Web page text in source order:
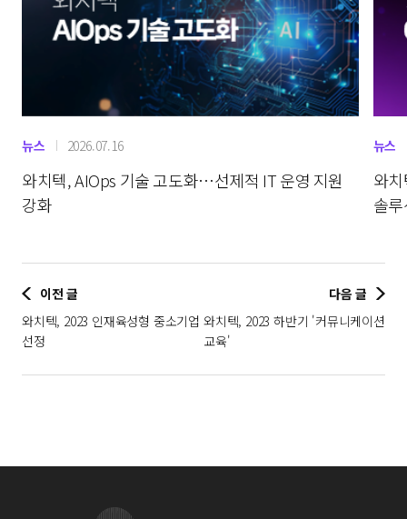
뉴스 2026.07.16
와치텍, AIOps 기술 고도화…선제적 IT 운영 지원
강화
뉴스
와
솔
이전 글
와치텍, 2023 인재육성형 중소기업
선정
다음 글
와치텍, 2023 하반기 '커뮤니케이션
교육'